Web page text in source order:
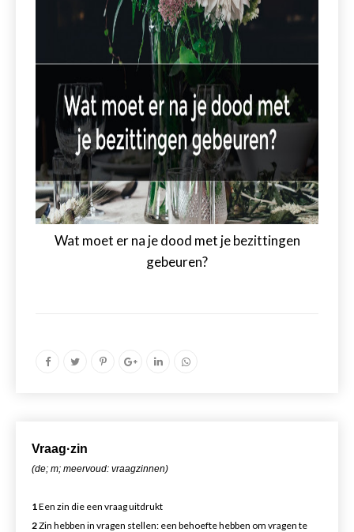
Wat moet er na je dood met je bezittingen
gebeuren?
Vraag·zin
(de; m; meervoud: vraagzinnen)
1Een zin die een vraag uitdrukt
2Zin hebben in vragen stellen: een behoefte hebben om vragen te